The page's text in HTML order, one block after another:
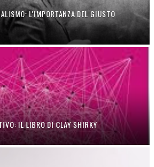
L'IMPORTANZA DEL GIUSTO
IL LIBRO DI CLAY SHIRKY